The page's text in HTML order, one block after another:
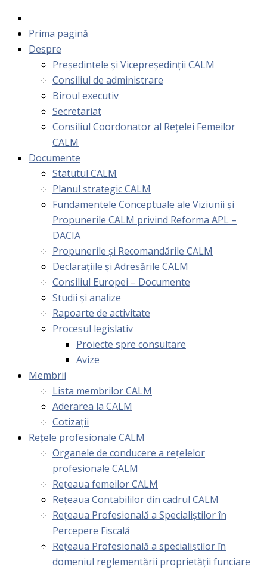
Prima pagină
Despre
Președintele și Vicepreședinții CALM
Consiliul de administrare
Biroul executiv
Secretariat
Consiliul Coordonator al Rețelei Femeilor
CALM
Documente
Statutul CALM
Planul strategic CALM
Fundamentele Conceptuale ale Viziunii și
Propunerile CALM privind Reforma APL –
DACIA
Propunerile și Recomandările CALM
Declarațiile și Adresările CALM
Consiliul Europei – Documente
Studii și analize
Rapoarte de activitate
Procesul legislativ
Proiecte spre consultare
Avize
Membrii
Lista membrilor CALM
Aderarea la CALM
Cotizaţii
Rețele profesionale CALM
Organele de conducere a rețelelor
profesionale CALM
Rețeaua femeilor CALM
Rețeaua Contabililor din cadrul CALM
Rețeaua Profesională a Specialiștilor în
Percepere Fiscală
Reţeaua Profesională a specialiştilor în
domeniul reglementării proprietăţii funciare